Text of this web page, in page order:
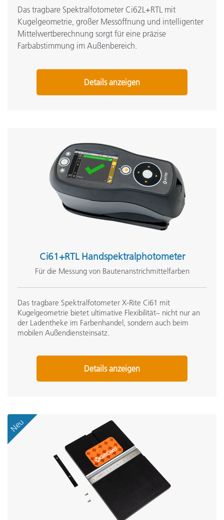
Das tragbare Spektralfotometer Ci62L+RTL mit
Kugelgeometrie, großer Messöffnung und intelligenter
Mittelwertberechnung sorgt für eine präzise
Farbabstimmung im Außenbereich.
Details anzeigen
Ci61+RTL Handspektralphotometer
Für die Messung von Bautenanstrichmittelfarben
Das tragbare Spektralfotometer X-Rite Ci61 mit
Kugelgeometrie bietet ultimative Flexibilität– nicht nur an
der Ladentheke im Farbenhandel, sondern auch beim
mobilen Außendiensteinsatz.
Details anzeigen
Neu